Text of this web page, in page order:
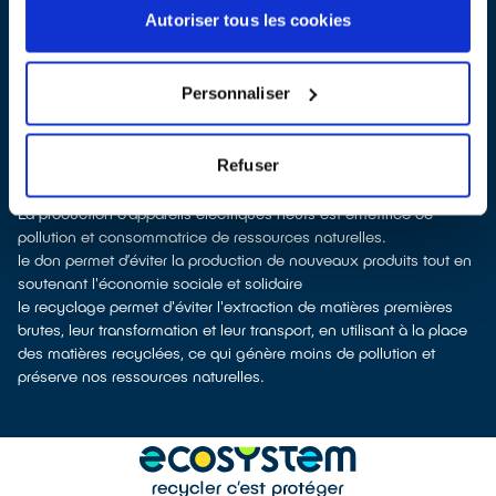
Autoriser tous les cookies
Personnaliser
Refuser
déposer en magasin(reprise avec ou sans condition d'achat
selon la surface de vente)
ecosystem, nous remettent ensuite les
équipements collectés afin que nous prenions en charge leur
dépollution et leur recyclage.
Recycler c’est protéger la santé, l'environnement et les
ressources naturelles
La production d’appareils électriques neufs est émettrice de
pollution et consommatrice de ressources naturelles.
le don permet d’éviter la production de nouveaux produits tout en
soutenant l'économie sociale et solidaire
le recyclage permet d'éviter l'extraction de matières premières
brutes, leur transformation et leur transport, en utilisant à la place
des matières recyclées, ce qui génère moins de pollution et
préserve nos ressources naturelles.